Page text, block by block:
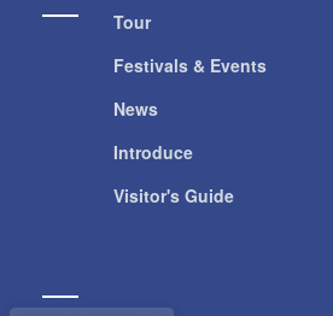
Tour
Festivals & Events
News
Introduce
Visitor's Guide